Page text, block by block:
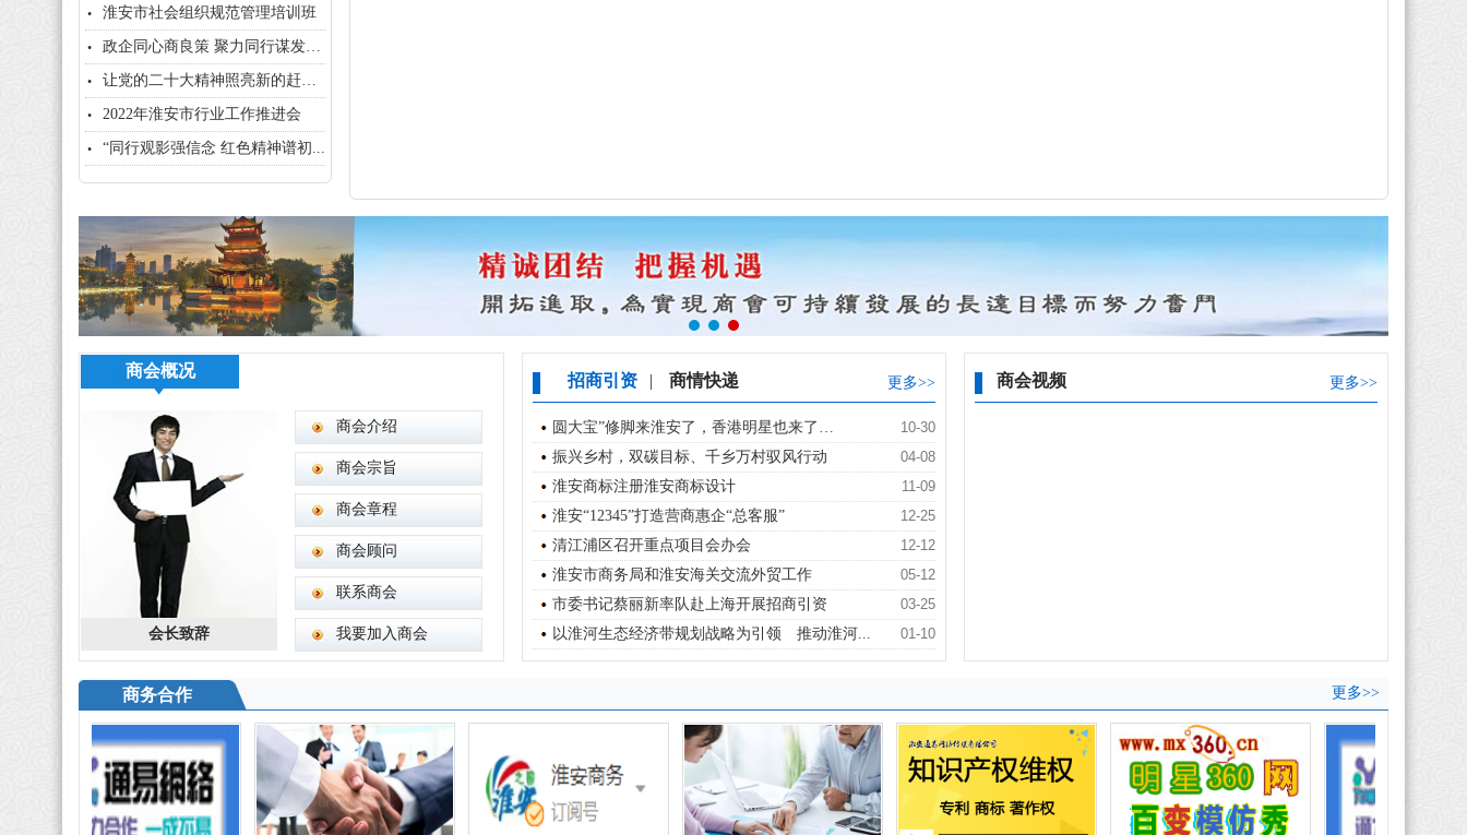
淮安市社会组织规范管理培训班
政企同心商良策 聚力同行谋发展...
让党的二十大精神照亮新的赶考之...
2022年淮安市行业工作推进会
“同行观影强信念 红色精神谱初...
商会概况
会长致辞
商会介绍
商会宗旨
商会章程
商会顾问
联系商会
我要加入商会
|
招商引资 商情快递 更多>>
10-30
圆大宝”修脚来淮安了，香港明星也来了…
04-08
振兴乡村，双碳目标、千乡万村驭风行动
11-09
淮安商标注册淮安商标设计
12-25
淮安“12345”打造营商惠企“总客服”
12-12
清江浦区召开重点项目会办会
05-12
淮安市商务局和淮安海关交流外贸工作
03-25
市委书记蔡丽新率队赴上海开展招商引资
01-10
以淮河生态经济带规划战略为引领 推动淮河...
商会视频 更多>>
商务合作 更多>>